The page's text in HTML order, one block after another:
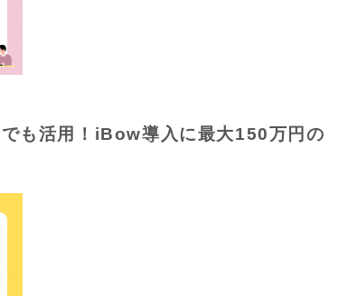
も活用！iBow導入に最大150万円の